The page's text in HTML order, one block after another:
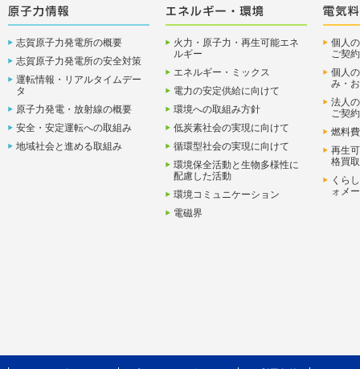
志賀原子力発電所の概要
志賀原子力発電所の安全対策
運転情報・リアルタイムデー
タ
原子力発電・放射線の概要
安全・安定運転への取組み
地域社会と進める取組み
火力・原子力・再生可能エネ
ルギー
エネルギー・ミックス
電力の安定供給に向けて
環境への取組み方針
低炭素社会の実現に向けて
循環型社会の実現に向けて
環境保全活動と生物多様性に
配慮した活動
環境コミュニケーション
電磁界
個人
ご契約
個人
み・
法人
ご契約
燃料
再生
格買
くら
ォメ